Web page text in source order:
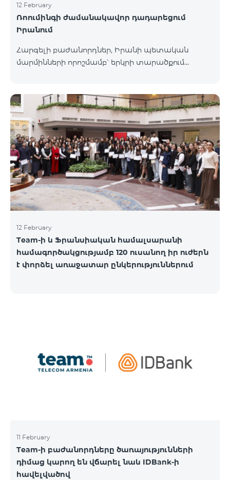
12 February
Ռոումինգի ժամանակավոր դադարեցում
Իրանում
Հարգելի բաժանորդներ, Իրանի պետական
մարմինների որոշմամբ՝ երկրի տարածքում
դադարեցվել են։ Իրադարձությունների
վերաբերյալ լրացուցիչ տեղեկատվություն
կտրամադրվի իրավիճակի փոփոխության
դեպքում։ Շնորհակալություն ըմբռնման համար։
12 February
Team-ի և Ֆրանսիական համալսարանի
համագործակցությամբ 120 ուսանող իր ուժերն
է փորձել առաջատար ընկերություններում
11 February
Team-ի բաժանորդները ծառայությունների
դիմաց կարող են վճարել նաև IDBank-ի
հավելվածով